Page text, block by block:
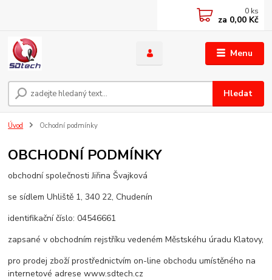
Menu
Hledat
0 ks
za 0,00 Kč
Úvod Ochodní podmínky
OBCHODNÍ PODMÍNKY
obchodní společnosti Jiřina Švajková
se sídlem Uhliště 1, 340 22, Chudenín
identifikační číslo: 04546661
zapsané v obchodním rejstříku vedeném Městskéhu úradu Klatovy,
pro prodej zboží prostřednictvím on-line obchodu umístěného na
internetové adrese www.sdtech.cz